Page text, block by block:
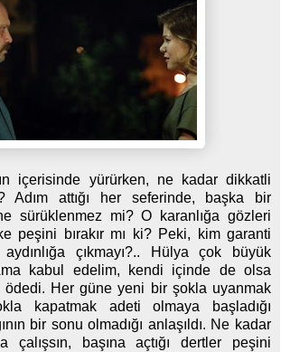
içerisinde yürürken, ne kadar dikkatli
Adım attığı her seferinde, başka bir
sürüklenmez mi? O karanlığa gözleri
peşini bırakır mı ki? Peki, kim garanti
çıkmayı?.. Hülya çok büyük
kabul edelim, kendi içinde de olsa
Her güne yeni bir şokla uyanmak
kapatmak adeti olmaya başladığı
bir sonu olmadığı anlaşıldı. Ne kadar
çalışsın, başına açtığı dertler peşini